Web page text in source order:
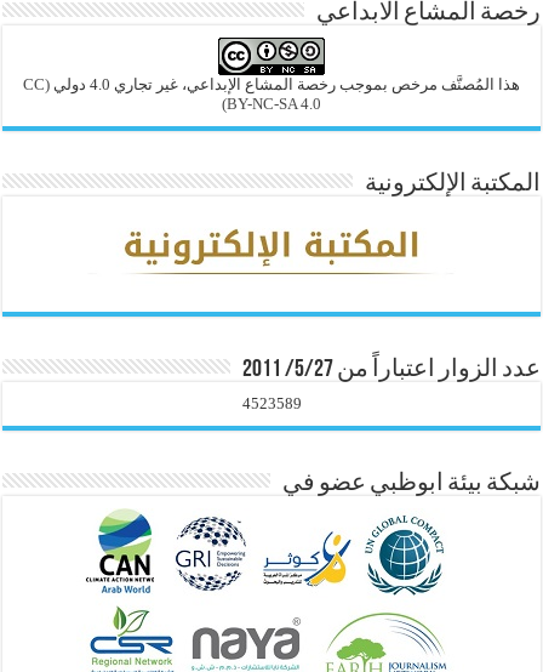
رخصة المشاع الابداعي
هذا المُصنَّف مرخص بموجب رخصة المشاع الإبداعي، غير تجاري 4.0 دولي
(CC
BY-NC-SA 4.0)
المكتبة الإلكترونية
عدد الزوار اعتباراً من 5/27/ 2011
4523589
شبكة بيئة ابوظبي عضو في